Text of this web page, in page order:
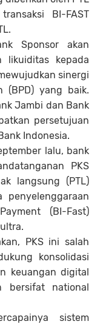
BI-FAST
Sponsor akan
likuiditas kepada
sinergi
(BPD) yang baik.
Jambi dan Bank
persetujuan
Indonesia.
lalu, bank
PKS
langsung (PTL)
penyelenggaraan
(BI-Fast)
PKS ini salah
konsolidasi
keuangan digital
bersifat national
sistem